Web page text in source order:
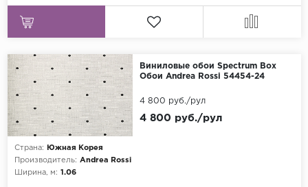
Виниловые обои Spectrum Box
Обои Andrea Rossi 54454-24
Страна:
Южная Корея
Производитель: Andrea Rossi
Ширина, м: 1.06
4 800 руб./рул
4 800 руб./рул